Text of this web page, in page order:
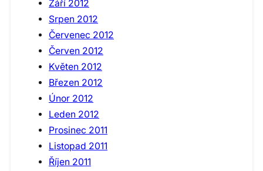
Září 2012
Srpen 2012
Červenec 2012
Červen 2012
Květen 2012
Březen 2012
Únor 2012
Leden 2012
Prosinec 2011
Listopad 2011
Říjen 2011